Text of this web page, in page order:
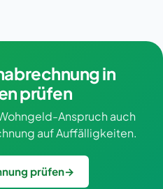
in
prüfen
Anspruch auch
auf Auffälligkeiten.
prüfen→